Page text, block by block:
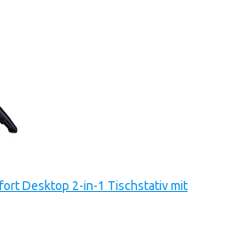
Desktop 2-in-1 Tischstativ mit